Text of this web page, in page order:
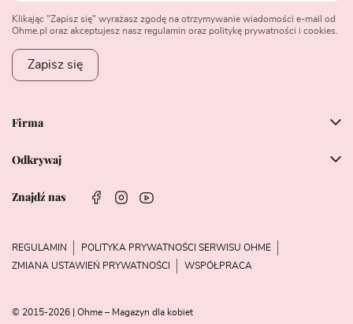
Firma
Odkrywaj
Znajdź nas
Klikając "Zapisz się" wyrażasz zgodę na otrzymywanie wiadomości e-mail od
Ohme.pl oraz akceptujesz nasz regulamin oraz politykę prywatności i cookies.
Zapisz się
REGULAMIN
POLITYKA PRYWATNOŚCI SERWISU OHME
ZMIANA USTAWIEŃ PRYWATNOŚCI
WSPÓŁPRACA
© 2015-2026 | Ohme – Magazyn dla kobiet